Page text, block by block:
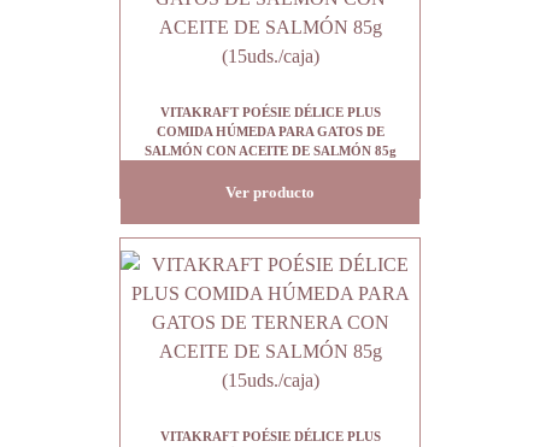
VITAKRAFT POÉSIE DÉLICE PLUS
COMIDA HÚMEDA PARA GATOS DE
SALMÓN CON ACEITE DE SALMÓN 85g
Ver producto
VITAKRAFT POÉSIE DÉLICE PLUS